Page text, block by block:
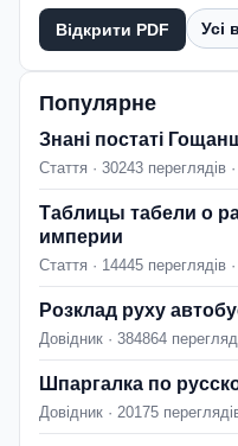
Відкрити PDF Усі
Популярне
Знані постаті
Стаття · 30243 переглядів
Таблицы табели о
империи
Стаття · 14445 переглядів
Розклад руху
Довідник · 384864
Шпаргалка по
Довідник · 20175